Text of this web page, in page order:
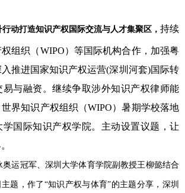
行动打造知识产权国际交流与人才集聚区， 持续
组织（WIPO）等国际机构合作，加强粤
推进国家知识产权运营(深圳河套)国际转
易与融资。继续争取涉外知识产权律师能
界知识产权组织（WIPO）暑期学校落地
国际知识产权学院。主动设置议题，让
奥运冠军、深圳大学体育学院副教授王柳懿结合
题，作了“知识产权与体育”的主题分享，深圳